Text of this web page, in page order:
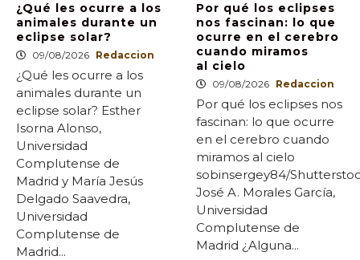
¿Qué les ocurre a los
animales durante un
eclipse solar?
09/08/2026 Redaccion
¿Qué les ocurre a los
animales durante un
eclipse solar? Esther
Isorna Alonso,
Universidad
Complutense de
Madrid y María Jesús
Delgado Saavedra,
Universidad
Complutense de
Madrid...
Por qué los eclipses
nos fascinan: lo que
ocurre en el cerebro
cuando miramos
al cielo
09/08/2026 Redaccion
Por qué los eclipses nos
fascinan: lo que ocurre
en el cerebro cuando
miramos al cielo
sobinsergey84/
José A. Morales García,
Universidad
Complutense de
Madrid ¿Alguna...